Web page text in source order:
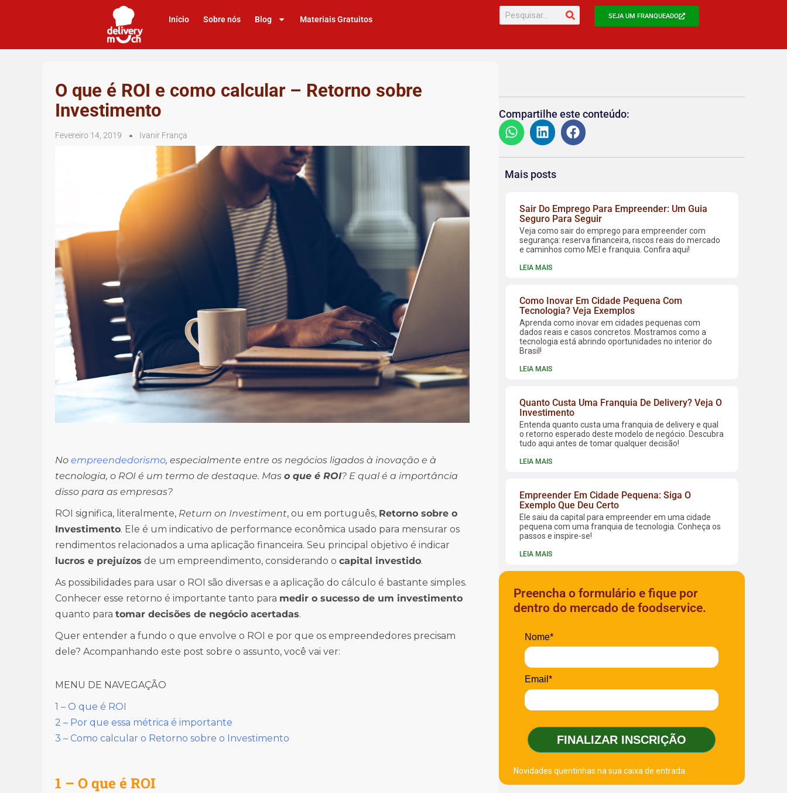
Início Sobre nós Blog Materiais Gratuitos SEJA UM FRANQUEADO
O que é ROI e como calcular – Retorno sobre
Investimento
Fevereiro 14, 2019 Ivanir França
No empreendedorismo, especialmente entre os negócios ligados à inovação e à
tecnologia, o ROI é um termo de destaque. Mas o que é ROI? E qual é a importância
disso para as empresas?
ROI significa, literalmente, Return on Investiment, ou em português, Retorno sobre o
Investimento. Ele é um indicativo de performance econômica usado para mensurar os
rendimentos relacionados a uma aplicação financeira. Seu principal objetivo é indicar
lucros e prejuízos de um empreendimento, considerando o capital investido.
As possibilidades para usar o ROI são diversas e a aplicação do cálculo é bastante simples.
Conhecer esse retorno é importante tanto para medir o sucesso de um investimento
quanto para tomar decisões de negócio acertadas.
Quer entender a fundo o que envolve o ROI e por que os empreendedores precisam
dele? Acompanhando este post sobre o assunto, você vai ver:
MENU DE NAVEGAÇÃO
1 – O que é ROI
2 – Por que essa métrica é importante
3 – Como calcular o Retorno sobre o Investimento
1 – O que é ROI
Compartilhe este conteúdo:
Mais posts
Sair Do Emprego Para Empreender: Um Guia
Seguro Para Seguir
Veja como sair do emprego para empreender com
segurança: reserva financeira, riscos reais do mercado
e caminhos como MEI e franquia. Confira aqui!
LEIA MAIS
Como Inovar Em Cidade Pequena Com
Tecnologia? Veja Exemplos
Aprenda como inovar em cidades pequenas com
dados reais e casos concretos. Mostramos como a
tecnologia está abrindo oportunidades no interior do
Brasil!
LEIA MAIS
Quanto Custa Uma Franquia De Delivery? Veja O
Investimento
Entenda quanto custa uma franquia de delivery e qual
o retorno esperado deste modelo de negócio. Descubra
tudo aqui antes de tomar qualquer decisão!
LEIA MAIS
Empreender Em Cidade Pequena: Siga O
Exemplo Que Deu Certo
Ele saiu da capital para empreender em uma cidade
pequena com uma franquia de tecnologia. Conheça os
passos e inspire-se!
LEIA MAIS
Preencha o formulário e fique por
dentro do mercado de foodservice.
Nome*
Email*
FINALIZAR INSCRIÇÃO
Novidades quentinhas na sua caixa de entrada.